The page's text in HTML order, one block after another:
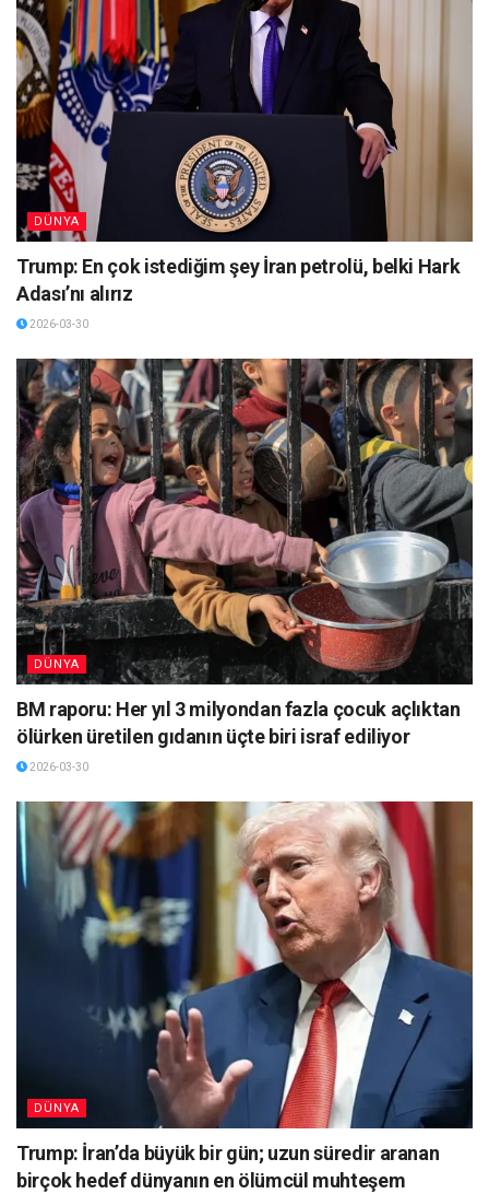
DÜNYA
Trump: En çok istediğim şey İran petrolü, belki Hark
Adası’nı alırız
2026-03-30
DÜNYA
BM raporu: Her yıl 3 milyondan fazla çocuk açlıktan
ölürken üretilen gıdanın üçte biri israf ediliyor
2026-03-30
DÜNYA
Trump: İran’da büyük bir gün; uzun süredir aranan
birçok hedef dünyanın en ölümcül muhteşem